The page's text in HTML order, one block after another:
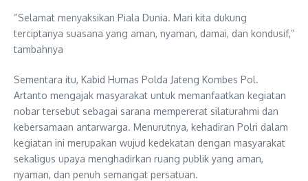
“Selamat menyaksikan Piala Dunia. Mari kita dukung
terciptanya suasana yang aman, nyaman, damai, dan kondusif,”
tambahnya
Sementara itu, Kabid Humas Polda Jateng Kombes Pol.
Artanto mengajak masyarakat untuk memanfaatkan kegiatan
nobar tersebut sebagai sarana mempererat silaturahmi dan
kebersamaan antarwarga. Menurutnya, kehadiran Polri dalam
kegiatan ini merupakan wujud kedekatan dengan masyarakat
sekaligus upaya menghadirkan ruang publik yang aman,
nyaman, dan penuh semangat persatuan.